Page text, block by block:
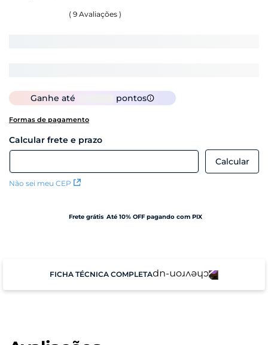
( 9 Avaliações )
Ganhe até pontos
Formas de pagamento
Não sei meu CEP
Frete grátis Até 10% OFF pagando com PIX
FICHA TÉCNICA COMPLETA